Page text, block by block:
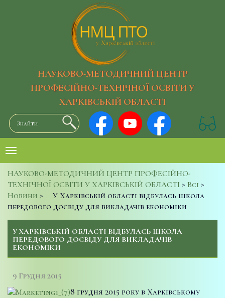
НАУКОВО-МЕТОДИЧНИЙ ЦЕНТР
ПРОФЕСІЙНО-ТЕХНІЧНОЇ ОСВІТИ У
ХАРКІВСЬКІЙ ОБЛАСТІ
НАУКОВО-МЕТОДИЧНИЙ ЦЕНТР ПРОФЕСІЙНО-
ТЕХНІЧНОЇ ОСВІТИ У ХАРКІВСЬКІЙ ОБЛАСТІ > Всі >
Новини >
У Харківській області відбулась школа
передового досвіду для викладачів економіки
У ХАРКІВСЬКІЙ ОБЛАСТІ ВІДБУЛАСЬ ШКОЛА
ПЕРЕДОВОГО ДОСВІДУ ДЛЯ ВИКЛАДАЧІВ
ЕКОНОМІКИ
9 Грудня 2015
8 грудня 2015 року в Харківському